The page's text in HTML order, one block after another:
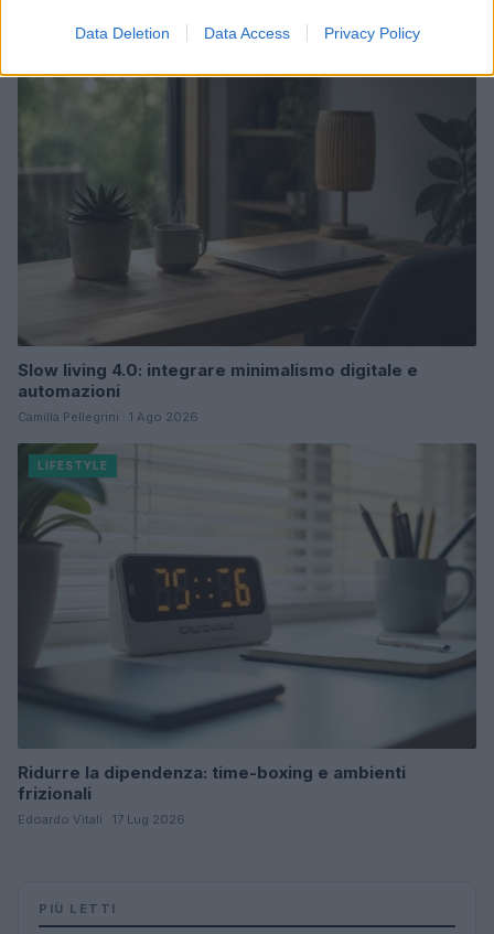
Data Deletion Data Access Privacy Policy
Slow living 4.0: integrare minimalismo digitale e
automazioni
Camilla Pellegrini · 1 Ago 2026
LIFESTYLE
Ridurre la dipendenza: time-boxing e ambienti
frizionali
Edoardo Vitali · 17 Lug 2026
PIÙ LETTI